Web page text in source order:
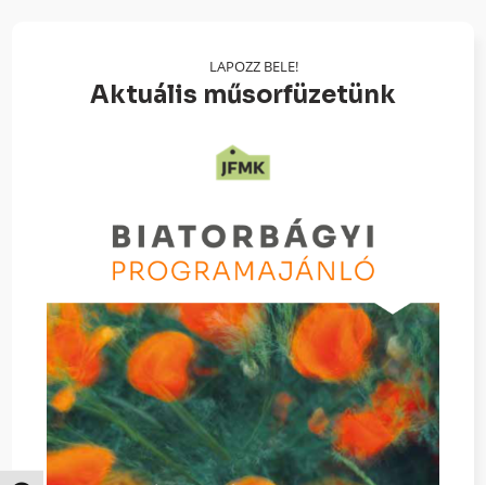
LAPOZZ BELE!
Aktuális műsorfüzetünk